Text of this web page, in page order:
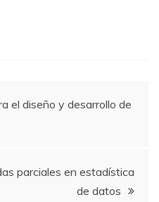
el diseño y desarrollo de
parciales en estadística
de datos